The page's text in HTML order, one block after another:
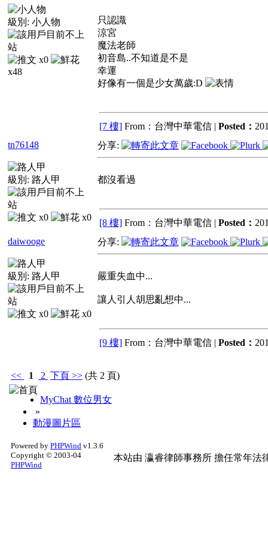
級別: 小人物
x0
x48
只認識
涼宮
魔法老師
初音島..不知道是不是
幸運
好像有一個是少女萬歲:D
[7 樓] From：台灣中華電信 | Posted：
tn76148
級別: 路人甲
x0 x0
分享:
都沒看過
[8 樓] From：台灣中華電信 | Posted：
daiwooge
級別: 路人甲
x0 x0
分享:
嚴重失血中...
讓人引人胡思亂想中...
[9 樓] From：台灣中華電信 | Posted：
<< 1 2 下頁 >> (共 2 頁)
MyChat 數位男女
»
動漫圖片區
Powered by PHPWind v1.3.6
Copyright © 2003-04
PHPWind
本站由 瀛睿律師事務所 擔任常年法